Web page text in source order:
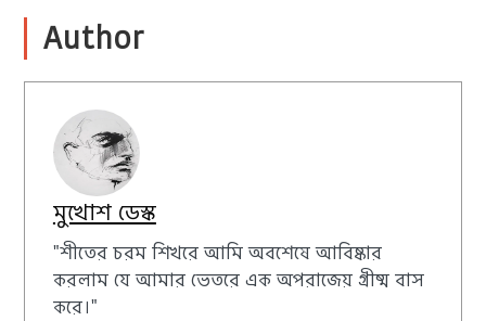
Author
মুখোশ ডেস্ক
"শীতের চরম শিখরে আমি অবশেষে আবিষ্কার
করলাম যে আমার ভেতরে এক অপরাজেয় গ্রীষ্ম বাস
করে।"